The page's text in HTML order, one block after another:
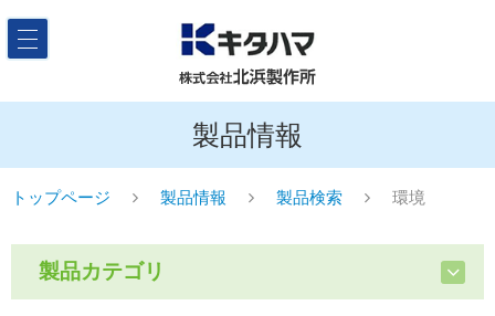
製品情報
トップページ 製品情報 製品検索 環境
製品カテゴリ